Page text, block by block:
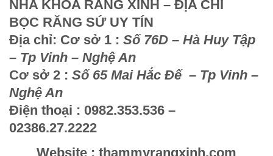
Mọi chi tiết xin liên hệ:
NHA KHOA RĂNG XINH – ĐỊA CHỈ
BỌC RĂNG SỨ UY TÍN
Địa chỉ: Cơ sở 1 :Số 76D – Hà Huy
Tập – Tp Vinh – Nghệ An
Cơ sở 2 : Số 65 Mai Hắc Đế – Tp Vinh
– Nghệ An